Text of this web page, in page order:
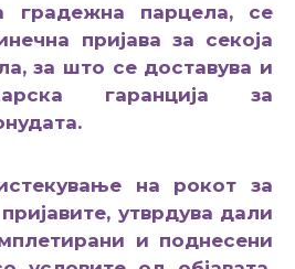
градежна парцела, се
пријава за секоја
за што се доставува и
гаранција за
на рокот за
утврдува дали
и поднесени